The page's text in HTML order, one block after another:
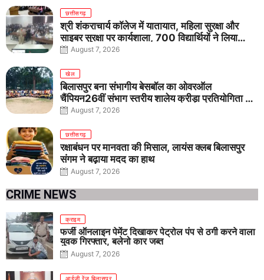
छत्तीसगढ़
श्री शंकराचार्य कॉलेज में यातायात, महिला सुरक्षा और
साइबर सुरक्षा पर कार्यशाला, 700 विद्यार्थियों ने लिया
जागरूकता का संकल्प
August 7, 2026
खेल
बिलासपुर बना संभागीय बेसबॉल का ओवरऑल
चैंपियन26वीं संभाग स्तरीय शालेय क्रीड़ा प्रतियोगिता में
तीनों आयु वर्गों में शानदार प्रदर्शन
August 7, 2026
छत्तीसगढ़
रक्षाबंधन पर मानवता की मिसाल, लायंस क्लब बिलासपुर
संगम ने बढ़ाया मदद का हाथ
August 7, 2026
CRIME NEWS
क्राइम
फर्जी ऑनलाइन पेमेंट दिखाकर पेट्रोल पंप से ठगी करने वाला
युवक गिरफ्तार, बलेनो कार जब्त
August 7, 2026
आईजी रेंज बिलासपुर